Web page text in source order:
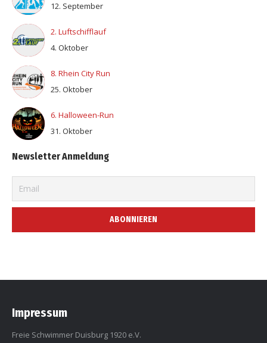
12. September
2. Luftschifflauf
4. Oktober
8. Rhein City Run
25. Oktober
6. Halloween-Run
31. Oktober
Newsletter Anmeldung
Impressum
Freie Schwimmer Duisburg 1920 e.V.